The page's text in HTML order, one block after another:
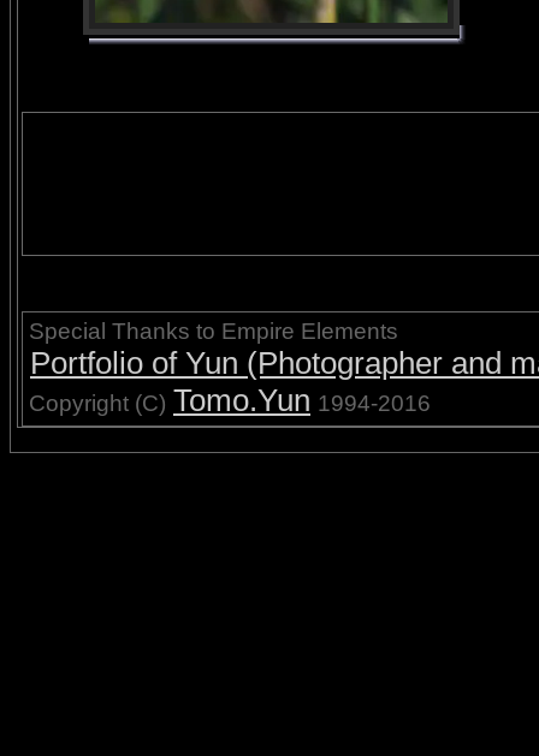
Special Thanks to Empire Elements
Portfolio of Yun (Photographer and
Copyright (C) Tomo.Yun 1994-2016